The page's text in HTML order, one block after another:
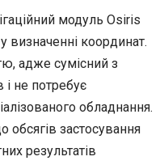
модуль Osiris
визначенні координат.
адже сумісний з
не потребує
обладнання.
обсягів застосування
результатів